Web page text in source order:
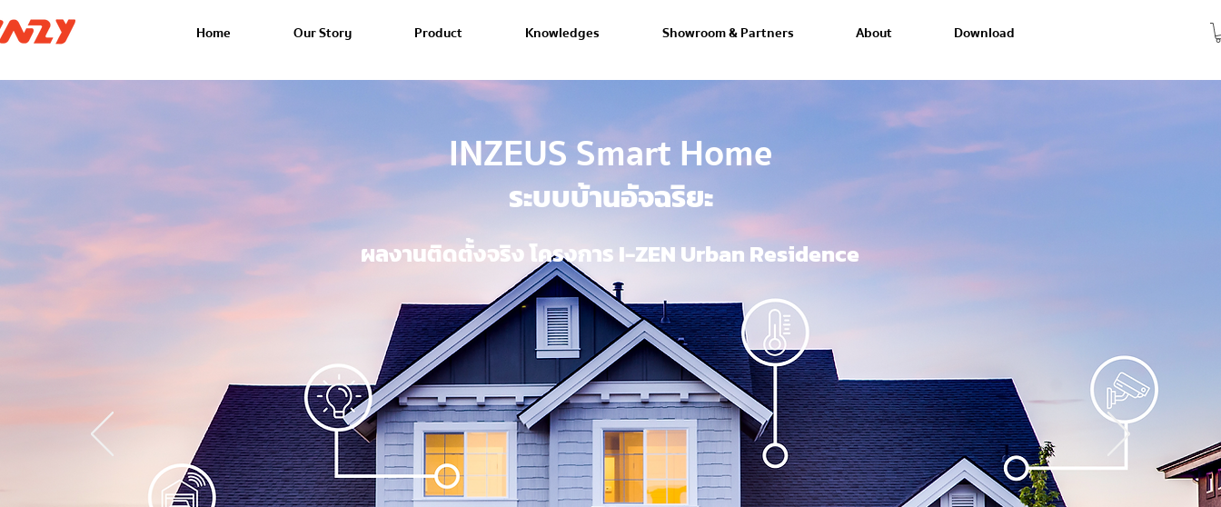
Home Our Story Product Knowledges Showroom & Partners About Download
INZEUS Smart Home
ระบบบ้านอัจฉริยะ
ผลงานติดตั้งจริง โครงการ I-ZEN Urban Residence